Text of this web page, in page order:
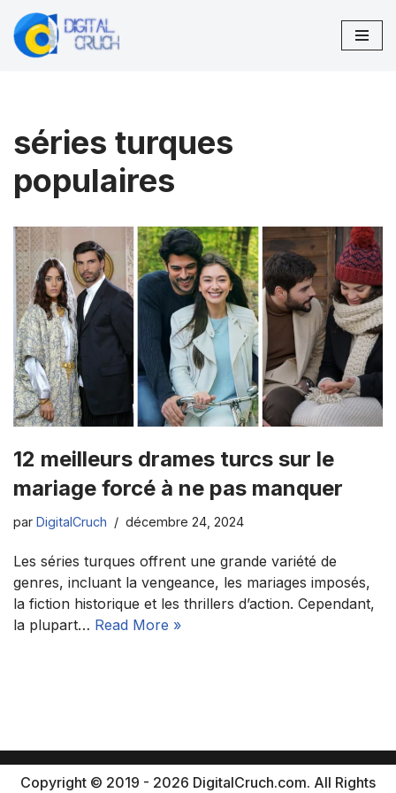
Aller
séries turques
populaires
12 meilleurs drames turcs sur le
mariage forcé à ne pas manquer
par DigitalCruch décembre 24, 2024
Les séries turques offrent une grande variété de
genres, incluant la vengeance, les mariages imposés,
la fiction historique et les thrillers d’action. Cependant,
la plupart… Read More »
Copyright © 2019 - 2026 DigitalCruch.com. All Rights